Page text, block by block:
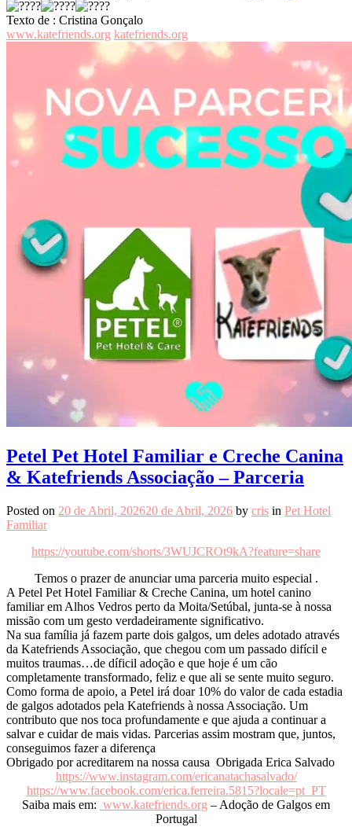
Texto de : Cristina Gonçalo
www.katefriends.org katefriends.org
Petel Pet Hotel Familiar e Creche Canina
& Katefriends Associação – Parceria
Posted on 20 de Abril, 202620 de Abril, 2026 by cris in Pet Hotel
Familiar
https://youtube.com/shorts/3WUJCROt9kA?feature=share
Temos o prazer de anunciar uma parceria muito especial .
A Petel Pet Hotel Familiar & Creche Canina, um hotel canino
familiar em Alhos Vedros perto da Moita/Setúbal, junta-se à nossa
missão com um gesto verdadeiramente significativo.
Na sua família já fazem parte dois galgos, um deles adotado através
da Katefriends Associação, que chegou com um passado difícil e
muitos traumas…de díficil adoção e que hoje é um cão
completamente transformado, feliz e que ali se sente muito seguro.
Como forma de apoio, a Petel irá doar 10% do valor de cada estadia
de galgos adotados pela Katefriends à nossa Associação. Um
contributo que nos toca profundamente e que ajuda a continuar a
salvar e cuidar de mais vidas. Parcerias assim mostram que, juntos,
conseguimos fazer a diferença
Obrigado por acreditarem na nossa causa Obrigada Erica Salvado
https://www.instagram.com/ericanatachasalvado/
https://www.facebook.com/erica.ferreira.5815?locale=pt_PT
Saiba mais em: www.katefriends.org – Adoção de Galgos em
Portugal